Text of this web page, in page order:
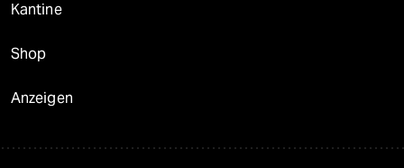
Kantine
Shop
Anzeigen